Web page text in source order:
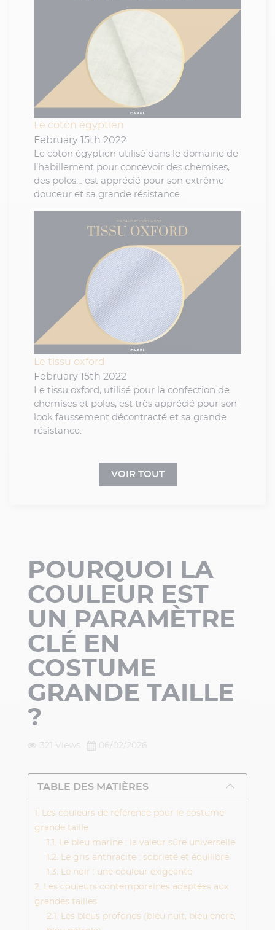
Le coton égyptien
February 15th 2022
Le coton égyptien utilisé dans le domaine de
l’habillement pour concevoir des chemises,
des polos… est apprécié pour son extrême
douceur et sa grande résistance.
Le tissu oxford
February 15th 2022
Le tissu oxford, utilisé pour la confection de
chemises et polos, est très apprécié pour son
look faussement décontracté et sa grande
résistance.
VOIR TOUT
POURQUOI LA
COULEUR EST
UN PARAMÈTRE
CLÉ EN
COSTUME
GRANDE TAILLE
?
321 Views 06/02/2026
TABLE DES MATIÈRES
1. Les couleurs de référence pour le costume
grande taille
1.1. Le bleu marine : la valeur sûre universelle
1.2. Le gris anthracite : sobriété et équilibre
1.3. Le noir : une couleur exigeante
2. Les couleurs contemporaines adaptées aux
grandes tailles
2.1. Les bleus profonds (bleu nuit, bleu encre,